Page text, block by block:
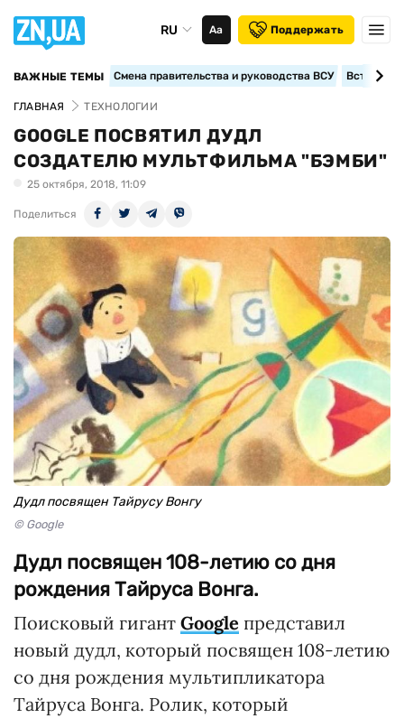
RU Аа Поддержать
ВАЖНЫЕ ТЕМЫ Смена правительства и руководства ВСУ
ГЛАВНАЯ ТЕХНОЛОГИИ
GOOGLE ПОСВЯТИЛ ДУДЛ
СОЗДАТЕЛЮ МУЛЬТФИЛЬМА "БЭМБИ"
25 октября, 2018, 11:09
Поделиться
Дудл посвящен Тайрусу Вонгу
© Google
Дудл посвящен 108-летию со дня
рождения Тайруса Вонга.
Поисковый гигант Google представил
новый дудл, который посвящен 108-летию
со дня рождения мультипликатора
Тайруса Вонга. Ролик, который